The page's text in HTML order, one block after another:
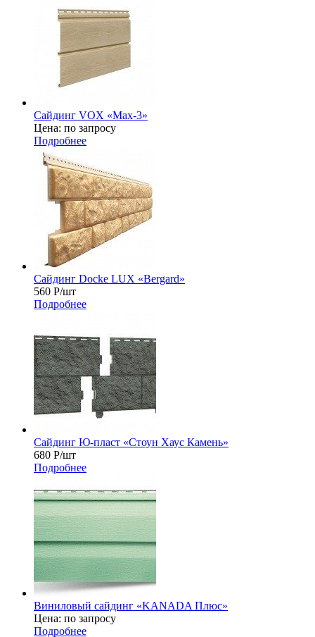
Сайдинг VOX «Max-3»
Цена: по запросу
Подробнее
Сайдинг Docke LUX «Bergard»
560 Р/шт
Подробнее
Сайдинг Ю-пласт «Стоун Хаус Камень»
680 Р/шт
Подробнее
Виниловый сайдинг «KANADA Плюс»
Цена: по запросу
Подробнее